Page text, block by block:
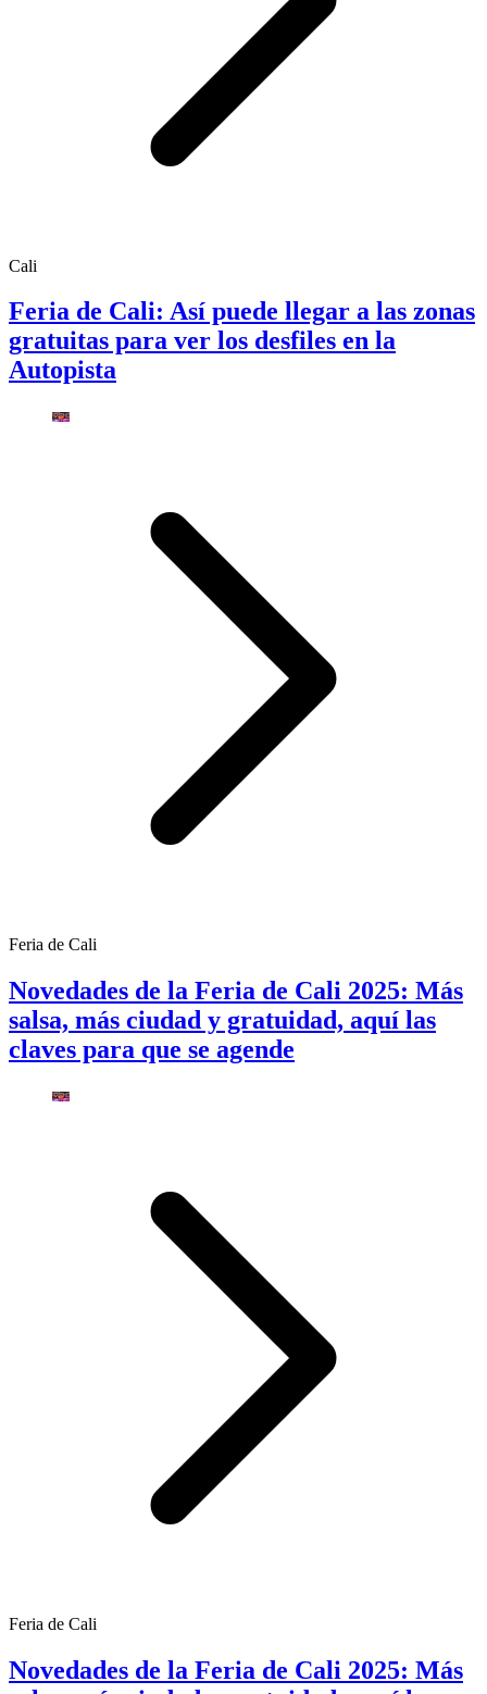
Cali
Feria de Cali: Así puede llegar a las zonas
gratuitas para ver los desfiles en la
Autopista
Feria de Cali
Novedades de la Feria de Cali 2025: Más
salsa, más ciudad y gratuidad, aquí las
claves para que se agende
Feria de Cali
Novedades de la Feria de Cali 2025: Más